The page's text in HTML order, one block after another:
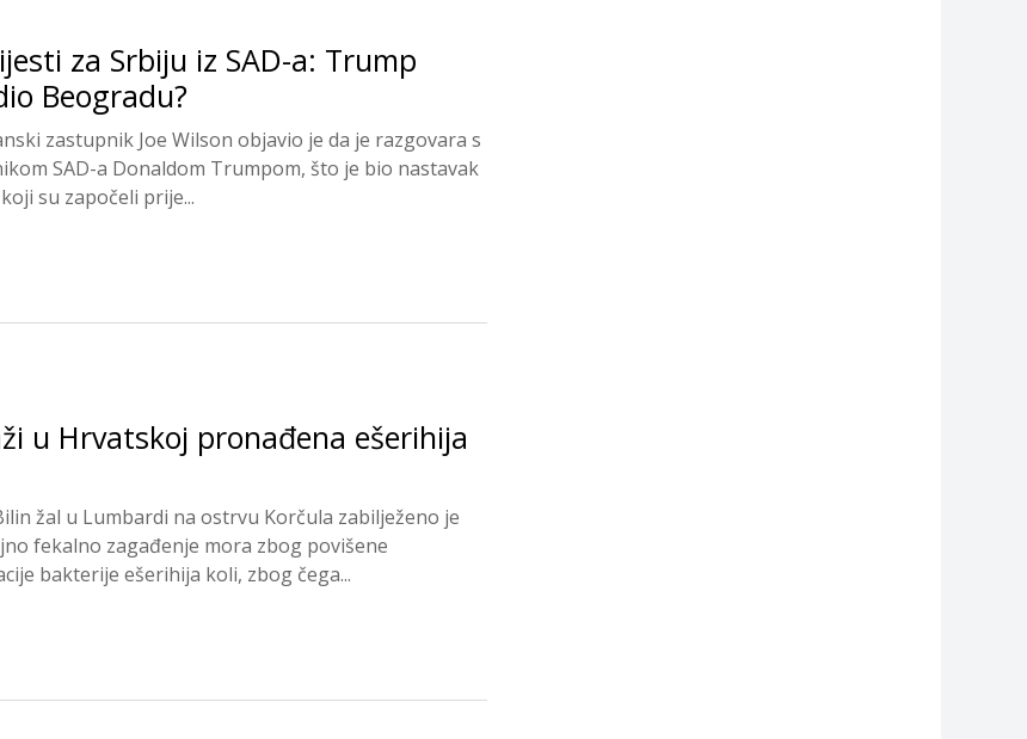
za Srbiju iz SAD-a: Trump
Beogradu?
zastupnik Joe Wilson objavio je da je razgovara s
SAD-a Donaldom Trumpom, što je bio nastavak
su započeli prije...
u Hrvatskoj pronađena ešerihija
žal u Lumbardi na ostrvu Korčula zabilježeno je
fekalno zagađenje mora zbog povišene
bakterije ešerihija koli, zbog čega...